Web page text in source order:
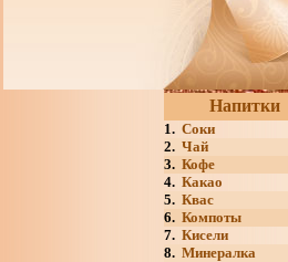
Напитки
1. Соки
2. Чай
3. Кофе
4. Какао
5. Квас
6. Компоты
7. Кисели
8. Минералка